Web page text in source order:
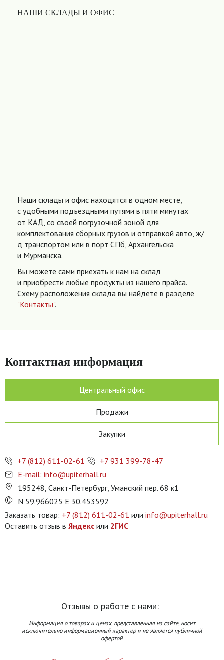
НАШИ СКЛАДЫ И ОФИС
Наши склады и офис находятся в одном месте,
с удобными подъездными путями в пяти минутах
от КАД, со своей погрузочной зоной для
комплектования сборных грузов и отправкой авто, ж/
д транспортом или в порт СПб, Архангельска
и Мурманска.
Вы можете сами приехать к нам на склад
и приобрести любые продукты из нашего прайса.
Схему расположения склада вы найдете в разделе
"Контакты".
Контактная информация
Центральный офис
Продажи
Закупки
+7 (812) 611-02-61
+7 931 399-78-47
E-mail: info@upiterhall.ru
195248, Санкт-Петербург, Уманский пер. 68 к1
N 59.966025 E 30.453592
Заказать товар: +7 (812) 611-02-61 или info@upiterhall.ru
Оставить отзыв в Яндекс или 2ГИС
Отзывы о работе с нами:
Информация о товарах и ценах, представленная на сайте, носит
исключительно информационный характер и не является публичной
офертой